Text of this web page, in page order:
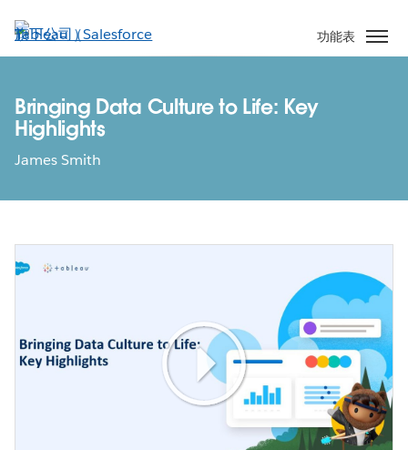
至
主
功能表
Bringing Data Culture to Life: Key
Highlights
James Smith
Play